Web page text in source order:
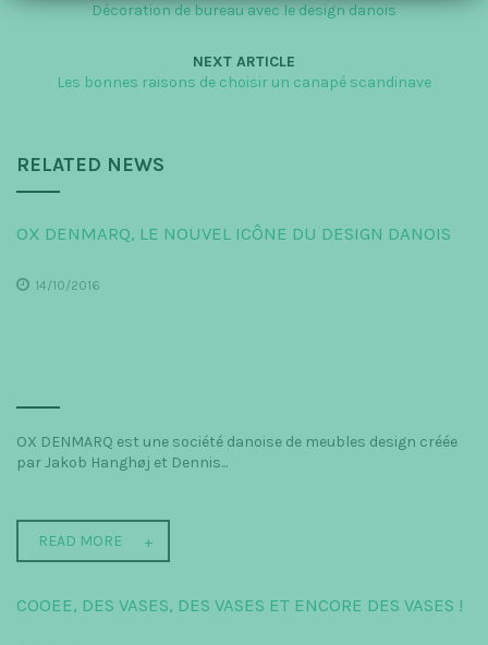
Décoration de bureau avec le design danois
NEXT ARTICLE
Les bonnes raisons de choisir un canapé scandinave
RELATED NEWS
OX DENMARQ, LE NOUVEL ICÔNE DU DESIGN DANOIS
14/10/2016
OX DENMARQ est une société danoise de meubles design créée
par Jakob Hanghøj et Dennis...
READ MORE
COOEE, DES VASES, DES VASES ET ENCORE DES VASES !